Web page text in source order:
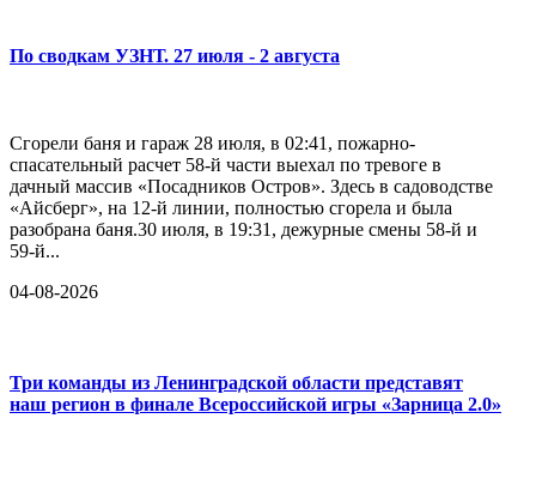
По сводкам УЗНТ. 27 июля - 2 августа
Сгорели баня и гараж 28 июля, в 02:41, пожарно-
спасательный расчет 58-й части выехал по тревоге в
дачный массив «Посадников Остров». Здесь в садоводстве
«Айсберг», на 12-й линии, полностью сгорела и была
разобрана баня.30 июля, в 19:31, дежурные смены 58-й и
59-й...
04-08-2026
Три команды из Ленинградской области представят
наш регион в финале Всероссийской игры «Зарница 2.0»